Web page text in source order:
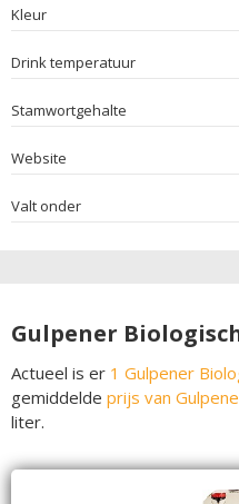
Kleur
Drink temperatuur
Stamwortgehalte
Website
Valt onder
Gulpener
Actueel is er 1 Gulpener
gemiddelde prijs van
liter.